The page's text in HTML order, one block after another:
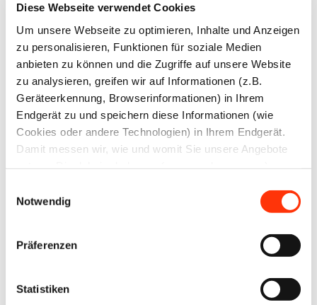
Diese Webseite verwendet Cookies
Um unsere Webseite zu optimieren, Inhalte und Anzeigen
zu personalisieren, Funktionen für soziale Medien
anbieten zu können und die Zugriffe auf unsere Website
zu analysieren, greifen wir auf Informationen (z.B.
Geräteerkennung, Browserinformationen) in Ihrem
Endgerät zu und speichern diese Informationen (wie
Cookies oder andere Technologien) in Ihrem Endgerät.
Damit messen wir, wie und womit Sie unsere Angebote
Werbung und Analysen weiter. Ihre Daten können mit
mehreren ausgewählten Partnern geteilt werden, die sich
je nach unseren aktuellen Geschäftsbeziehungen ändern
können. Indem Sie „Alle zulassen“ klicken, stimmen Sie
und Datenverarbeitung zu.
Notwendig
Präferenzen
Statistiken
LinekdIn
Xing
Facebook
Plattform
X
Natives
E-
Drucker